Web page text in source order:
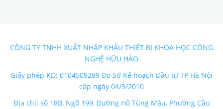
CÔNG TY TNHH XUẤT NHẬP KHẨU THIẾT BỊ KHOA HỌC CÔNG
NGHỆ HỮU HẢO
Giấy phép KD: 0104509289 Do Sở Kế hoạch Đầu tư TP Hà Nội
cấp ngày 04/3/2010
Địa chỉ: số 18B, Ngõ 199, Đường Hồ Tùng Mậu, Phường Cầu